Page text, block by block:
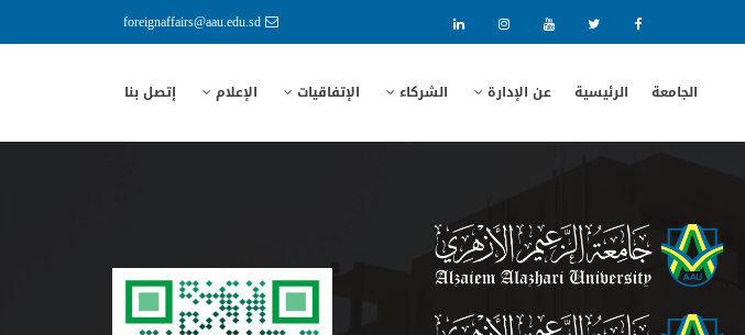
foreignaffairs@aau.edu.sd
الجامعة الرئيسية عن الإدارة الشركاء الإتفاقيات الإعلام إتصل بنا